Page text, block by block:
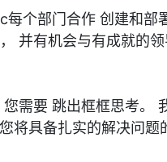
c每个部门合作 创建和部
并有机会与有成就的
您需要 跳出框框思考。
将具备扎实的解决问题